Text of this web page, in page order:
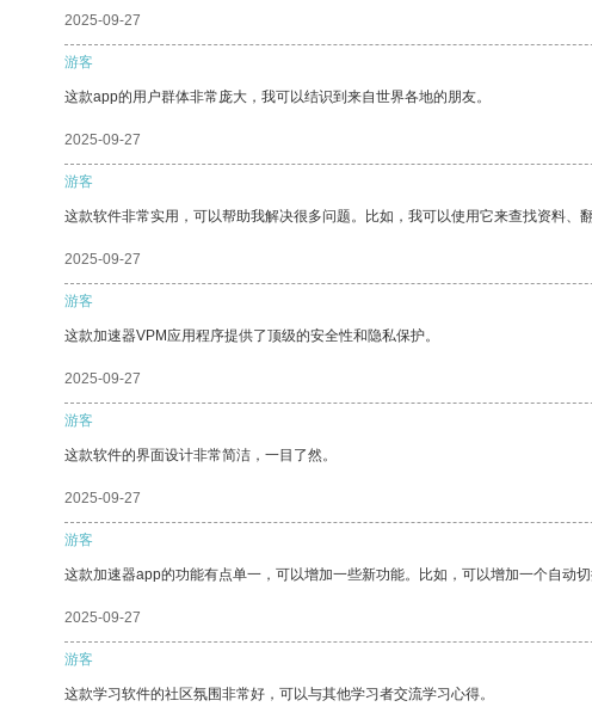
2025-09-27
游客
这款app的用户群体非常庞大，我可以结识到来自世界各地的朋友。
2025-09-27
游客
这款软件非常实用，可以帮助我解决很多问题。比如，我可以使用它来查找资料、
2025-09-27
游客
这款加速器VPM应用程序提供了顶级的安全性和隐私保护。
2025-09-27
游客
这款软件的界面设计非常简洁，一目了然。
2025-09-27
游客
这款加速器app的功能有点单一，可以增加一些新功能。比如，可以增加一个自动
2025-09-27
游客
这款学习软件的社区氛围非常好，可以与其他学习者交流学习心得。